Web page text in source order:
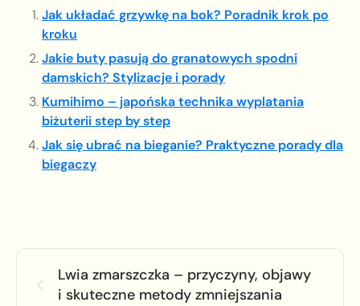
Jak układać grzywkę na bok? Poradnik krok po
kroku
Jakie buty pasują do granatowych spodni
damskich? Stylizacje i porady
Kumihimo – japońska technika wyplatania
biżuterii step by step
Jak się ubrać na bieganie? Praktyczne porady dla
biegaczy
Lwia zmarszczka – przyczyny, objawy
i skuteczne metody zmniejszania